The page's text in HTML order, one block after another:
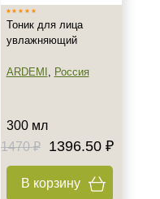
Тоник для лица
увлажняющий
ARDEMI , Россия
300 мл
1470 ₽
1396.50 ₽
В корзину